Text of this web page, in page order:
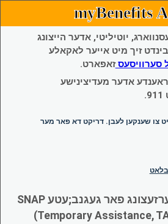
myBenefits
יוטיליטי, אדער הייצונג
זיך מיט אייער לאקאלע
סערוויסעסזאפארט.
אדער מעדיצינישע
צו שענקען לעבן. דריקט דא פאר מער
וויכטיגע טוישונגען צו ערזעצונג פאר געגנב;עטע SNAP
און צייטווייליגע הילף (Temporary Assistance, TA)